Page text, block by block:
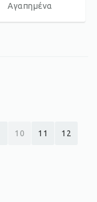
Αγαπημένα
10 11 12